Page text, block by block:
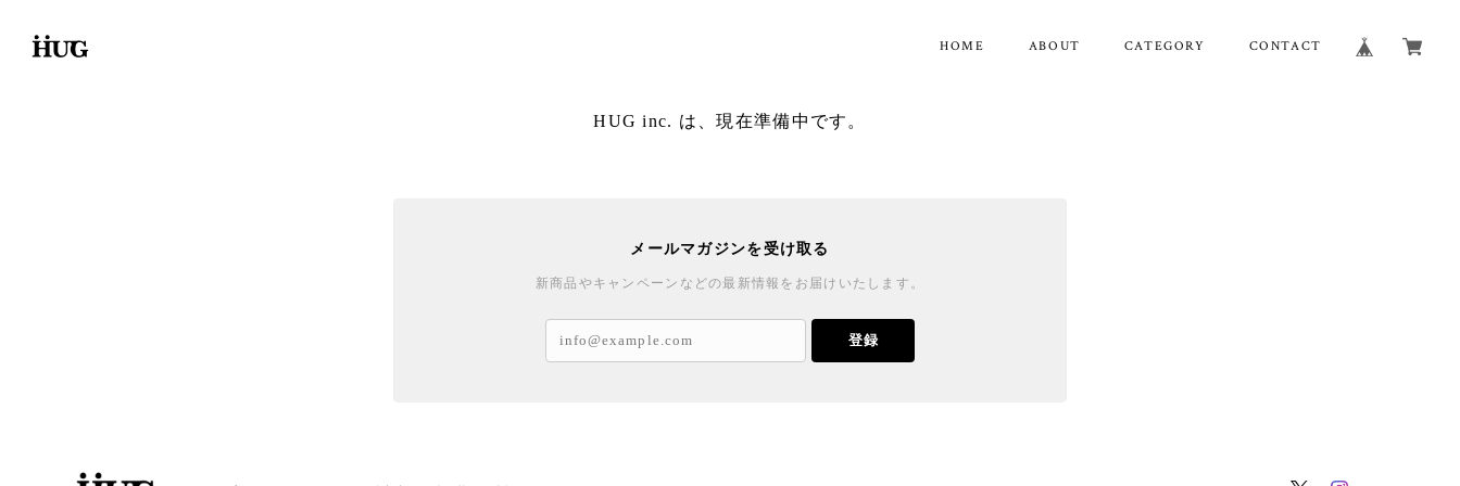
HOME ABOUT CATEGORY CONTACT
HUG inc. は、現在準備中です。
メールマガジンを受け取る
新商品やキャンペーンなどの最新情報をお届けいたします。
登録